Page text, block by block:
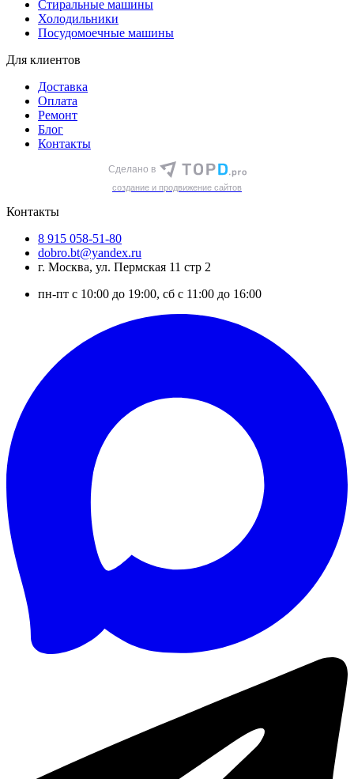
Стиральные машины
Холодильники
Посудомоечные машины
Для клиентов
Доставка
Оплата
Ремонт
Блог
Контакты
Сделано в
cоздание и продвижение сайтов
Контакты
8 915 058-51-80
dobro.bt@yandex.ru
г. Москва, ул. Пермская 11 стр 2
пн-пт с 10:00 до 19:00, сб с 11:00 до 16:00